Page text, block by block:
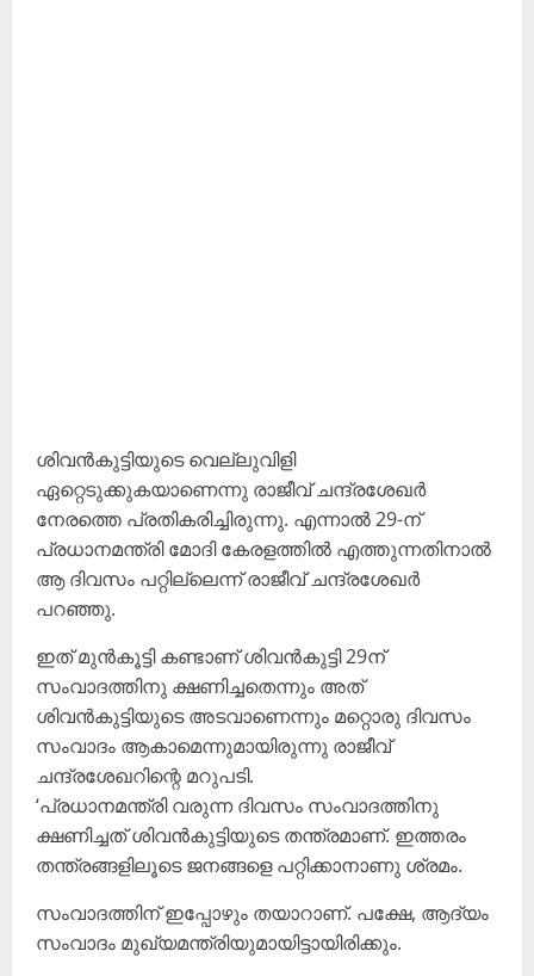
ശിവൻകുട്ടിയുടെ വെല്ലുവിളി
ഏറ്റെടുക്കുകയാണെന്നു രാജീവ് ചന്ദ്രശേഖർ
നേരത്തെ പ്രതികരിച്ചിരുന്നു. എന്നാൽ 29-ന്
പ്രധാനമന്ത്രി മോദി കേരളത്തിൽ എത്തുന്നതിനാൽ
ആ ദിവസം പറ്റില്ലെന്ന് രാജീവ് ചന്ദ്രശേഖർ
പറഞ്ഞു.
ഇത് മുൻകൂട്ടി കണ്ടാണ് ശിവൻകുട്ടി 29ന്
സംവാദത്തിനു ക്ഷണിച്ചതെന്നും അത്
ശിവൻകുട്ടിയുടെ അടവാണെന്നും മറ്റൊരു ദിവസം
സംവാദം ആകാമെന്നുമായിരുന്നു രാജീവ്
ചന്ദ്രശേഖറിന്റെ മറുപടി.
‘പ്രധാനമന്ത്രി വരുന്ന ദിവസം സംവാദത്തിനു
ക്ഷണിച്ചത് ശിവൻകുട്ടിയുടെ തന്ത്രമാണ്. ഇത്തരം
തന്ത്രങ്ങളിലൂടെ ജനങ്ങളെ പറ്റിക്കാനാണു ശ്രമം.
സംവാദത്തിന് ഇപ്പോഴും തയാറാണ്. പക്ഷേ, ആദ്യം
സംവാദം മുഖ്യമന്ത്രിയുമായിട്ടായിരിക്കും.